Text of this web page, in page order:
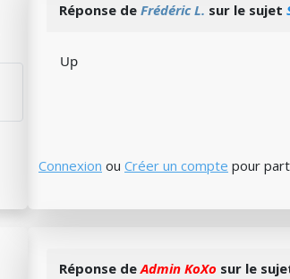
Réponse de Frédéric L. sur le sujet
Up
Connexion ou Créer un compte pour
Réponse deAdmin KoXo sur le